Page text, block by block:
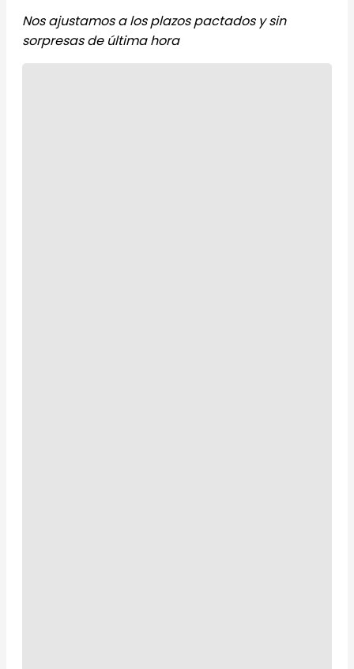
Nos ajustamos a los plazos pactados y sin
sorpresas de última hora